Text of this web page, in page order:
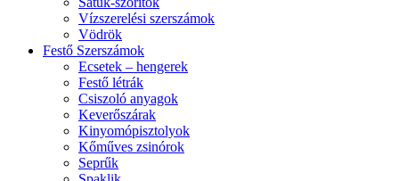
Vízszerelési szerszámok
Vödrök
Festő Szerszámok
Ecsetek – hengerek
Festő létrák
Csiszoló anyagok
Keverőszárak
Kinyomópisztolyok
Kőműves zsinórok
Seprűk